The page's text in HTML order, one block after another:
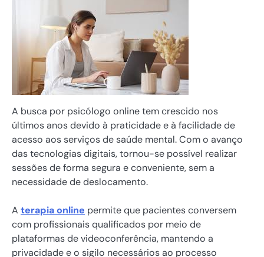
A busca por psicólogo online tem crescido nos
últimos anos devido à praticidade e à facilidade de
acesso aos serviços de saúde mental. Com o avanço
das tecnologias digitais, tornou-se possível realizar
sessões de forma segura e conveniente, sem a
necessidade de deslocamento.
A terapia online permite que pacientes conversem
com profissionais qualificados por meio de
plataformas de videoconferência, mantendo a
privacidade e o sigilo necessários ao processo